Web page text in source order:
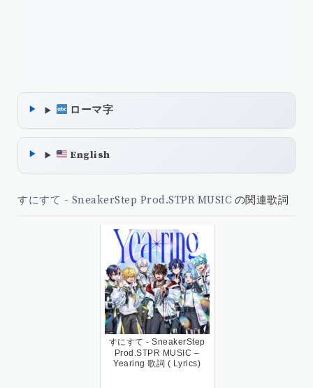
ローマ字
English
すにすて - SneakerStep Prod.STPR MUSIC の関連歌詞
すにすて - SneakerStep
Prod.STPR MUSIC –
Yearing 歌詞 ( Lyrics)